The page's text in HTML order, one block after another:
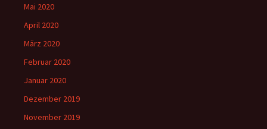
Mai 2020
April 2020
März 2020
Februar 2020
Januar 2020
Dezember 2019
November 2019